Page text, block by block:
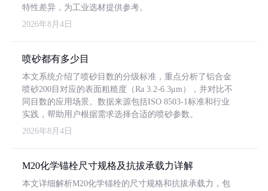
特性差异，为工业选材提供参考。
2026年8月4日
喷砂都有多少目
本文系统介绍了喷砂目数的分级标准，重点分析了铝合金
喷砂200目对应的表面粗糙度（Ra 3.2-6.3μm），并对比不
同目数的应用场景。数据来源包括ISO 8503-1标准和行业
实践，帮助用户根据需求选择合适的喷砂参数。
2026年8月4日
M20化学锚栓尺寸规格及抗拔承载力详解
本文详细解析M20化学锚栓的尺寸规格和抗拔承载力，包